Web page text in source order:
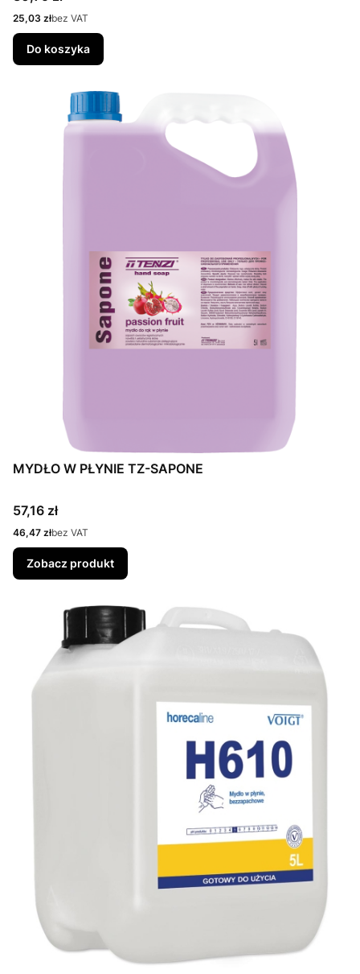
Cena
25,03 złbez VAT
Do koszyka
MYDŁO W PŁYNIE TZ-SAPONE
Cena
57,16 zł
Cena
46,47 złbez VAT
Zobacz produkt